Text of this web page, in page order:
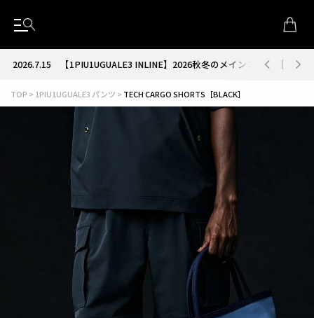
2026.7.15【1PIU1UGUALE3 INLINE】2026秋冬のメインコレクションが
TOP 1PIU1UGUALE3 パンツ TECH CARGO SHORTS［BLACK］